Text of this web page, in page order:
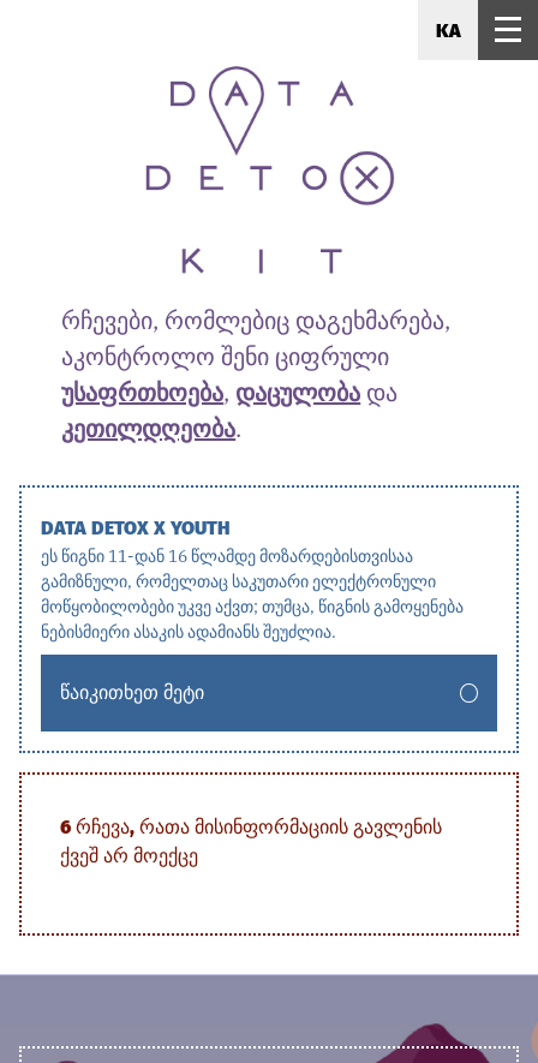
KA
რჩევები, რომლებიც დაგეხმარება,
აკონტროლო შენი ციფრული
უსაფრთხოება, დაცულობა და
კეთილდღეობა.
DATA DETOX X YOUTH
ეს წიგნი 11-დან 16 წლამდე მოზარდებისთვისაა
გამიზნული, რომელთაც საკუთარი ელექტრონული
მოწყობილობები უკვე აქვთ; თუმცა, წიგნის გამოყენება
ნებისმიერი ასაკის ადამიანს შეუძლია.
ᲬᲐᲘᲙᲘᲗᲮᲔᲗ ᲛᲔᲢᲘ
6 ᲠᲩᲔᲕᲐ, ᲠᲐᲗᲐ ᲛᲘᲡᲘᲜᲤᲝᲠᲛᲐᲪᲘᲘᲡ ᲒᲐᲕᲚᲔᲜᲘᲡ
ᲥᲕᲔᲨ ᲐᲠ ᲛᲝᲔᲥᲪᲔ